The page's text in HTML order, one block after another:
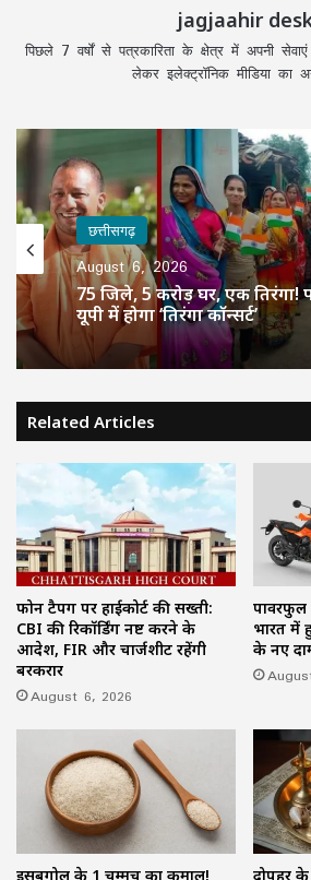
jagjaahir
पिछले 7 वर्षों से पत्रकारिता के क्षेत्र में अपनी
लेकर इलेक्ट्रॉनिक मीडिया का
छत्तीसगढ़
August 6, 2026
75 जिले, 5 करोड़ घर, एक तिरंगा!
यूपी में होगा ‘तिरंगा कॉन्सर्ट’
Related Articles
फोन टैपिंग पर हाईकोर्ट की सख्ती:
CBI की रिकॉर्डिंग नष्ट करने के
आदेश, FIR और चार्जशीट रहेंगी
बरकरार
August 6, 2026
पावरफुल
भारत में
के नए
इसबगोल के 1 चम्मच का कमाल!
दोपहर